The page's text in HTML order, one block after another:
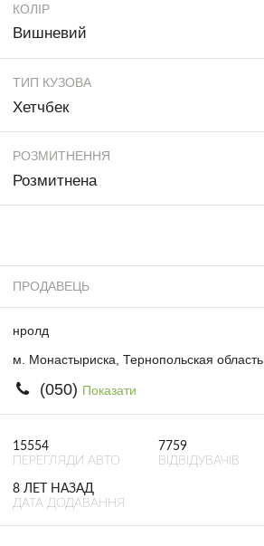
КОЛІР
Вишневий
ТИП КУЗОВА
Хетчбек
РОЗМИТНЕННЯ
Розмитнена
ПРОДАВЕЦЬ
нролд
м. Монастыриска, Тернопольская область
(050) Показати
15554
ПЕРЕГЛЯДИ АВТО
7759
ВІДВІДУВАЧІВ
8 ЛЕТ НАЗАД
ДАТА ДОДАВАННЯ